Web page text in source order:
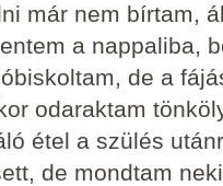
már nem bírtam,
a nappaliba,
de a
odaraktam
étel a szülés
de mondtam